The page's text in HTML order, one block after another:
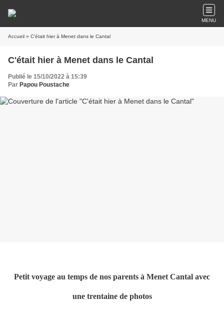
MENU
Accueil » C'était hier à Menet dans le Cantal
C'était hier à Menet dans le Cantal
Publié le 15/10/2022 à 15:39
Par Papou Poustache
Petit voyage au temps de nos parents à Menet Cantal avec
une trentaine de photos